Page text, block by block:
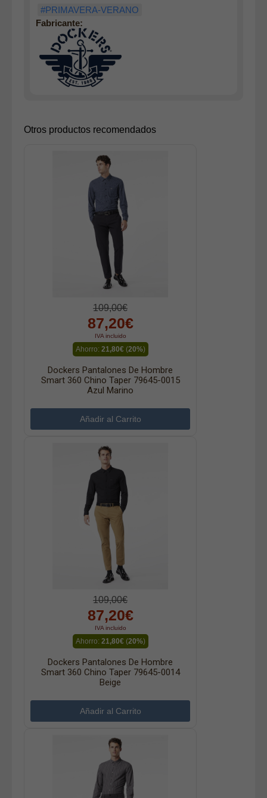
#PRIMAVERA-VERANO
Fabricante:
Otros productos recomendados
109,00€
87,20€
IVA incluido
Ahorro: 21,80€(20%)
Dockers Pantalones De Hombre
Smart 360 Chino Taper 79645-0015
Azul Marino
109,00€
87,20€
IVA incluido
Ahorro: 21,80€(20%)
Dockers Pantalones De Hombre
Smart 360 Chino Taper 79645-0014
Beige